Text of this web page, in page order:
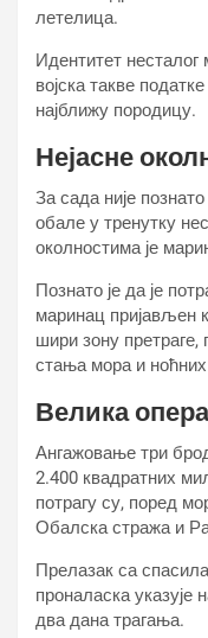
летелица.
Идентитет
војска такве
најближу породицу.
Нејасне
За сада није
обале у тренутку
околностима је
Познато је да је
маринац пријављен
шири зону претраге,
стања мора и
Велика
Ангажовање три
2.400 квадратних
потрагу су, поред
Обалска стража и
Прелазак са
проналаска указује
два дана трагања.